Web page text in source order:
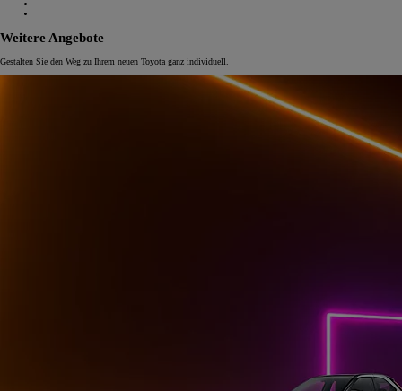
Weitere Angebote
Gestalten Sie den Weg zu Ihrem neuen Toyota ganz individuell.